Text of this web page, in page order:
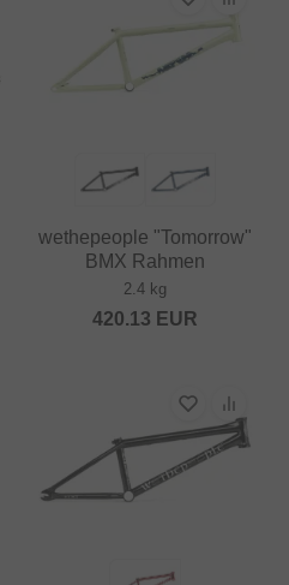
wethepeople "Tomorrow"
BMX Rahmen
2.4 kg
420.13 EUR